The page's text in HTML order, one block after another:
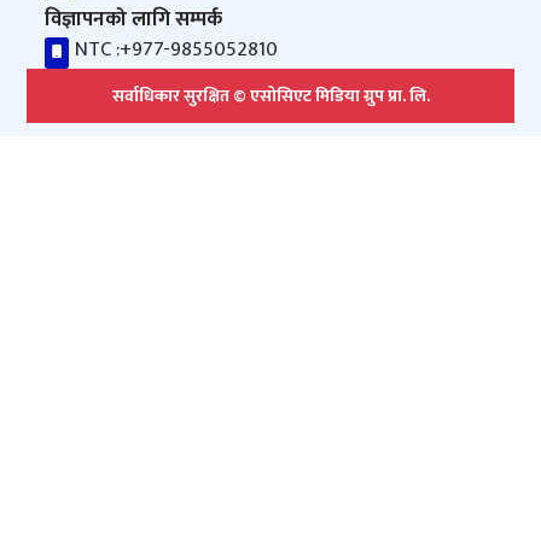
विज्ञापनको लागि सम्पर्क
NTC :+977-9855052810
सर्वाधिकार सुरक्षित © एसोसिएट मिडिया ग्रुप प्रा. लि.